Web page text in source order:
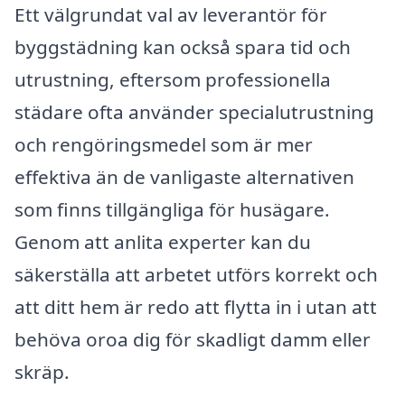
Ett välgrundat val av leverantör för
byggstädning kan också spara tid och
utrustning, eftersom professionella
städare ofta använder specialutrustning
och rengöringsmedel som är mer
effektiva än de vanligaste alternativen
som finns tillgängliga för husägare.
Genom att anlita experter kan du
säkerställa att arbetet utförs korrekt och
att ditt hem är redo att flytta in i utan att
behöva oroa dig för skadligt damm eller
skräp.